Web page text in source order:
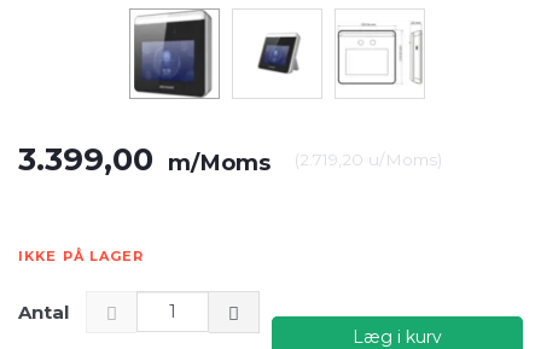
3.399,00 m/Moms (2.719,20 u/Moms)
IKKE PÅ LAGER
Antal
Læg i kurv